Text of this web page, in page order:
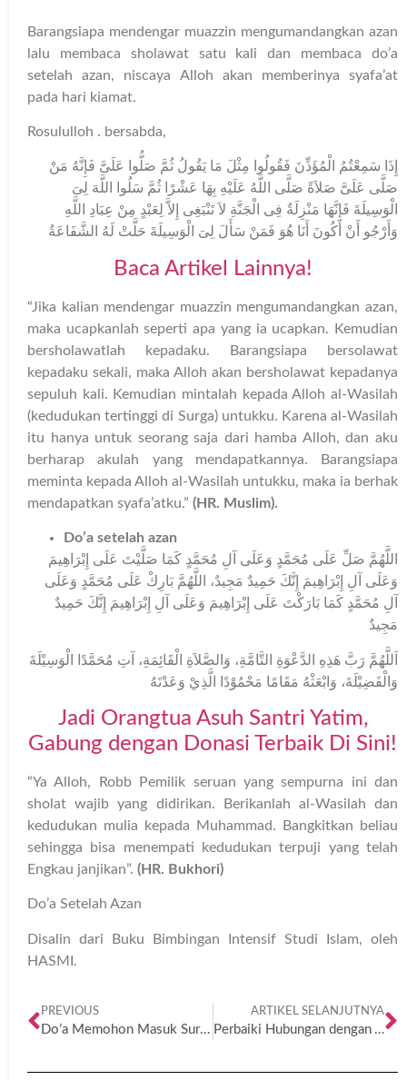
Barangsiapa mendengar muazzin mengumandangkan azan
lalu membaca sholawat satu kali dan membaca do’a
setelah azan, niscaya Alloh akan memberinya syafa’at
pada hari kiamat.
Rosululloh . bersabda,
إِذَا سَمِعْتُمُ الْمُؤَذِّنَ فَقُولُوا مِثْلَ مَا يَقُولُ ثُمَّ صَلُّوا عَلَىَّ فَإِنَّهُ مَنْ
صَلَّى عَلَىَّ صَلاَةً صَلَّى اللَّهُ عَلَيْهِ بِهَا عَشْرًا ثُمَّ سَلُوا اللَّهَ لِىَ
الْوَسِيلَةَ فَإِنَّهَا مَنْزِلَةٌ فِى الْجَنَّةِ لاَ تَنْبَغِى إِلاَّ لِعَبْدٍ مِنْ عِبَادِ اللَّهِ
وَأَرْجُو أَنْ أَكُونَ أَنَا هُوَ فَمَنْ سَأَلَ لِىَ الْوَسِيلَةَ حَلَّتْ لَهُ الشَّفَاعَةُ
Baca Artikel Lainnya!
“Jika kalian mendengar muazzin mengumandangkan azan,
maka ucapkanlah seperti apa yang ia ucapkan. Kemudian
bersholawatlah kepadaku. Barangsiapa bersolawat
kepadaku sekali, maka Alloh akan bersholawat kepadanya
sepuluh kali. Kemudian mintalah kepada Alloh al-Wasilah
(kedudukan tertinggi di Surga) untukku. Karena al-Wasilah
itu hanya untuk seorang saja dari hamba Alloh, dan aku
berharap akulah yang mendapatkannya. Barangsiapa
meminta kepada Alloh al-Wasilah untukku, maka ia berhak
mendapatkan syafa’atku.” (HR. Muslim).
Do’a setelah azan
اللَّهُمَّ صَلِّ عَلَى مُحَمَّدٍ وَعَلَى آلِ مُحَمَّدٍ كَمَا صَلَّيْتَ عَلَى إِبْرَاهِيمَ
وَعَلَى آلِ إِبْرَاهِيمَ إِنَّكَ حَمِيدٌ مَجِيدٌ، اللَّهُمَّ بَارِكْ عَلَى مُحَمَّدٍ وَعَلَى
آلِ مُحَمَّدٍ كَمَا بَارَكْتَ عَلَى إِبْرَاهِيمَ وَعَلَى آلِ إِبْرَاهِيمَ إِنَّكَ حَمِيدٌ
مَجِيدٌ
اَللَّهُمَّ رَبَّ هَذِهِ الدَّعْوَةِ التَّامَّةِ، وَالصَّلاَةِ الْقَائِمَةِ، آتِ مُحَمَّدًا الْوَسِيْلَةَ
وَالْفَضِيْلَةَ، وَابْعَثْهُ مَقَامًا مَحْمُوْدًا الَّذِيْ وَعَدْتَهُ
Jadi Orangtua Asuh Santri Yatim,
Gabung dengan Donasi Terbaik Di Sini!
“Ya Alloh, Robb Pemilik seruan yang sempurna ini dan
sholat wajib yang didirikan. Berikanlah al-Wasilah dan
kedudukan mulia kepada Muhammad. Bangkitkan beliau
sehingga bisa menempati kedudukan terpuji yang telah
Engkau janjikan”. (HR. Bukhori)
Do’a Setelah Azan
Disalin dari Buku Bimbingan Intensif Studi Islam, oleh
HASMI.
PREVIOUS
Do’a Memohon Masuk Surga dan Jauh dari Neraka
ARTIKEL SELANJUTNYA
Perbaiki Hubungan dengan Allah: Kunci Kehidupan Menurut Ajaran Salafush Shalih